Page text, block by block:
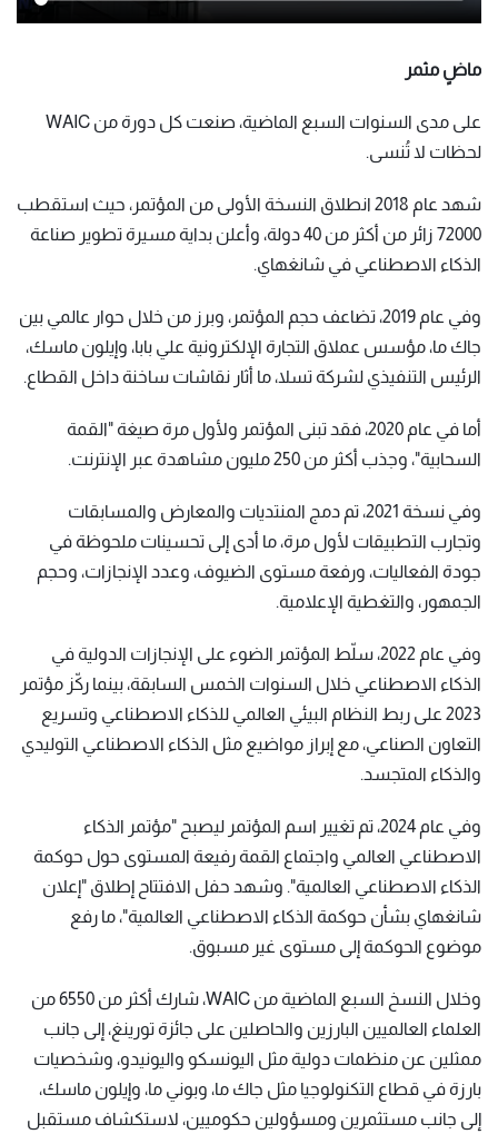
ماضٍ مثمر
على مدى السنوات السبع الماضية، صنعت كل دورة من WAIC
لحظات لا تُنسى.
شهد عام 2018 انطلاق النسخة الأولى من المؤتمر، حيث استقطب
72000 زائر من أكثر من 40 دولة، وأعلن بداية مسيرة تطوير صناعة
الذكاء الاصطناعي في شانغهاي.
وفي عام 2019، تضاعف حجم المؤتمر، وبرز من خلال حوار عالمي بين
جاك ما، مؤسس عملاق التجارة الإلكترونية علي بابا، وإيلون ماسك،
الرئيس التنفيذي لشركة تسلا، ما أثار نقاشات ساخنة داخل القطاع.
أما في عام 2020، فقد تبنى المؤتمر ولأول مرة صيغة "القمة
السحابية"، وجذب أكثر من 250 مليون مشاهدة عبر الإنترنت.
وفي نسخة 2021، تم دمج المنتديات والمعارض والمسابقات
وتجارب التطبيقات لأول مرة، ما أدى إلى تحسينات ملحوظة في
جودة الفعاليات، ورفعة مستوى الضيوف، وعدد الإنجازات، وحجم
الجمهور، والتغطية الإعلامية.
وفي عام 2022، سلّط المؤتمر الضوء على الإنجازات الدولية في
الذكاء الاصطناعي خلال السنوات الخمس السابقة، بينما ركّز مؤتمر
2023 على ربط النظام البيئي العالمي للذكاء الاصطناعي وتسريع
التعاون الصناعي، مع إبراز مواضيع مثل الذكاء الاصطناعي التوليدي
والذكاء المتجسد.
وفي عام 2024، تم تغيير اسم المؤتمر ليصبح "مؤتمر الذكاء
الاصطناعي العالمي واجتماع القمة رفيعة المستوى حول حوكمة
الذكاء الاصطناعي العالمية". وشهد حفل الافتتاح إطلاق "إعلان
شانغهاي بشأن حوكمة الذكاء الاصطناعي العالمية"، ما رفع
موضوع الحوكمة إلى مستوى غير مسبوق.
وخلال النسخ السبع الماضية من WAIC، شارك أكثر من 6550 من
العلماء العالميين البارزين والحاصلين على جائزة تورينغ، إلى جانب
ممثلين عن منظمات دولية مثل اليونسكو واليونيدو، وشخصيات
بارزة في قطاع التكنولوجيا مثل جاك ما، وبوني ما، وإيلون ماسك،
إلى جانب مستثمرين ومسؤولين حكوميين، لاستكشاف مستقبل